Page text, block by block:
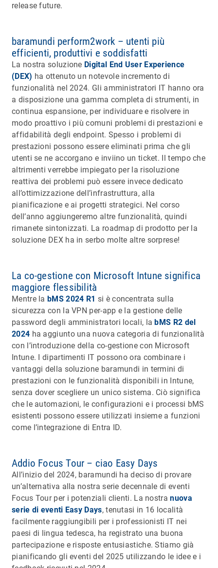
release future.
baramundi perform2work – utenti più
efficienti, produttivi e soddisfatti
La nostra soluzione Digital End User Experience
(DEX) ha ottenuto un notevole incremento di
funzionalità nel 2024. Gli amministratori IT hanno ora
a disposizione una gamma completa di strumenti, in
continua espansione, per individuare e risolvere in
modo proattivo i più comuni problemi di prestazioni e
affidabilità degli endpoint. Spesso i problemi di
prestazioni possono essere eliminati prima che gli
utenti se ne accorgano e inviino un ticket. Il tempo che
altrimenti verrebbe impiegato per la risoluzione
reattiva dei problemi può essere invece dedicato
all’ottimizzazione dell’infrastruttura, alla
pianificazione e ai progetti strategici. Nel corso
dell’anno aggiungeremo altre funzionalità, quindi
rimanete sintonizzati. La roadmap di prodotto per la
soluzione DEX ha in serbo molte altre sorprese!
La co-gestione con Microsoft Intune significa
maggiore flessibilità
Mentre labMS 2024 R1 si è concentrata sulla
sicurezza con la VPN per-app e la gestione delle
password degli amministratori locali, labMS R2 del
2024 ha aggiunto una nuova categoria di funzionalità
con l’introduzione della co-gestione con Microsoft
Intune. I dipartimenti IT possono ora combinare i
vantaggi della soluzione baramundi in termini di
prestazioni con le funzionalità disponibili in Intune,
senza dover scegliere un unico sistema. Ciò significa
che le automazioni, le configurazioni e i processi bMS
esistenti possono essere utilizzati insieme a funzioni
come l’integrazione di Entra ID.
Addio Focus Tour – ciao Easy Days
All’inizio del 2024, baramundi ha deciso di provare
un’alternativa alla nostra serie decennale di eventi
Focus Tour per i potenziali clienti. La nostranuova
serie di eventi Easy Days, tenutasi in 16 località
facilmente raggiungibili per i professionisti IT nei
paesi di lingua tedesca, ha registrato una buona
partecipazione e risposte entusiastiche. Stiamo già
pianificando gli eventi del 2025 utilizzando le idee e i